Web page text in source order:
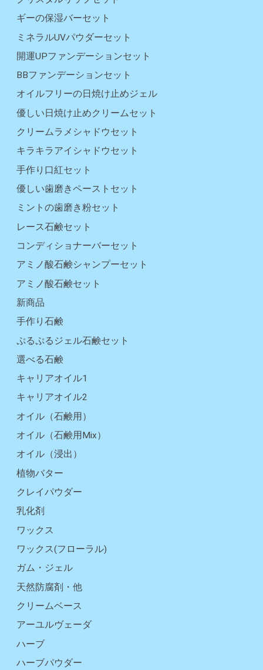
ギーの保湿バーセット
ミネラルUVパウダーセット
開運UPファンデーションセット
BBファンデーションセット
オイルフリーの日焼け止めジェル
優しい日焼け止めクリームセット
クリームラメシャドウセット
キラキラアイシャドウセット
手作り口紅セット
優しい歯磨きペーストセット
ミントの歯磨き粉セット
レース石鹸セット
コンディショナーバーセット
アミノ酸石鹸シャンプーセット
アミノ酸石鹸セット
新商品
手作り石鹸
ぷるぷるジェル石鹸セット
選べる石鹸
キャリアオイル1
キャリアオイル2
オイル（石鹸用）
オイル（石鹸用Mix）
オイル（浸出）
植物バター
クレイパウダー
乳化剤
ワックス
ワックス(フローラル)
ガム・ジェル
天然防腐剤・他
クリームベース
アーユルヴェーダ
ハーブ
ハーブパウダー